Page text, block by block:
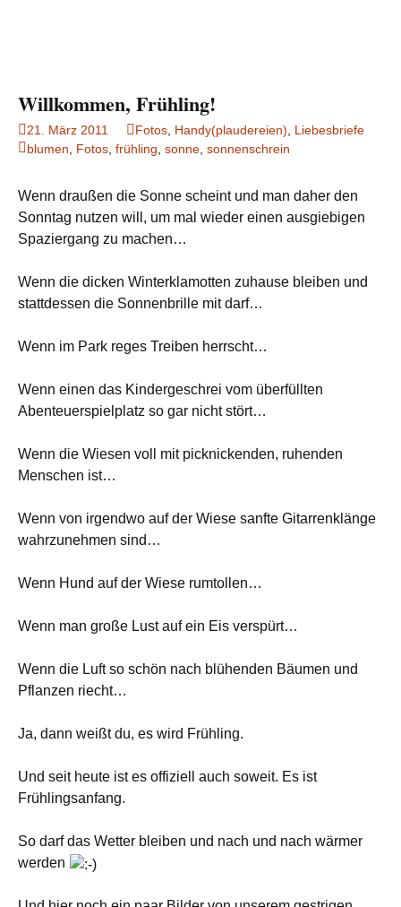
Willkommen, Frühling!
21. März 2011 Fotos Handy(plaudereien)
Liebesbriefe
blumen
Fotos frühling sonne sonnenschrein
Wenn draußen die Sonne scheint und man daher den
Sonntag nutzen will, um mal wieder einen ausgiebigen
Spaziergang zu machen…
Wenn die dicken Winterklamotten zuhause bleiben und
stattdessen die Sonnenbrille mit darf…
Wenn im Park reges Treiben herrscht…
Wenn einen das Kindergeschrei vom überfüllten
Abenteuerspielplatz so gar nicht stört…
Wenn die Wiesen voll mit picknickenden, ruhenden
Menschen ist…
Wenn von irgendwo auf der Wiese sanfte Gitarrenklänge
wahrzunehmen sind…
Wenn Hund auf der Wiese rumtollen…
Wenn man große Lust auf ein Eis verspürt…
Wenn die Luft so schön nach blühenden Bäumen und
Pflanzen riecht…
Ja, dann weißt du, es wird Frühling.
Und seit heute ist es offiziell auch soweit. Es ist
Frühlingsanfang.
So darf das Wetter bleiben und nach und nach wärmer
werden